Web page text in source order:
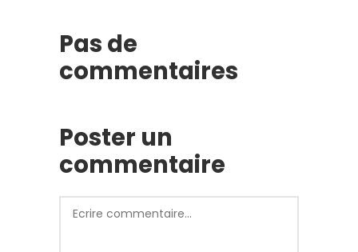
Pas de
commentaires
Poster un
commentaire